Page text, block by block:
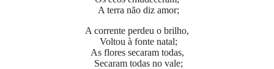
A terra não diz amor;
A corrente perdeu o brilho,
Voltou à fonte natal;
As flores secaram todas,
Secaram todas no vale;